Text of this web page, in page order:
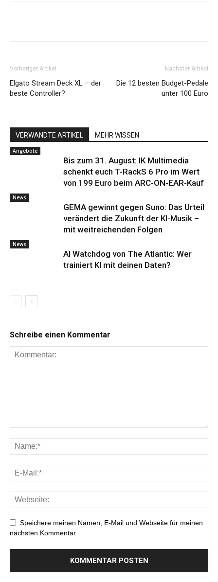
Vorheriger Artikel
Elgato Stream Deck XL – der
beste Controller?
Nächster Artikel
Die 12 besten Budget-Pedale
unter 100 Euro
VERWANDTE ARTIKEL MEHR WISSEN
Angebote
Bis zum 31. August: IK Multimedia
schenkt euch T-RackS 6 Pro im Wert
von 199 Euro beim ARC-ON-EAR-Kauf
News
GEMA gewinnt gegen Suno: Das Urteil
verändert die Zukunft der KI-Musik –
mit weitreichenden Folgen
News
AI Watchdog von The Atlantic: Wer
trainiert KI mit deinen Daten?
Schreibe einen Kommentar
Speichere meinen Namen, E-Mail und Webseite für meinen
nächsten Kommentar.